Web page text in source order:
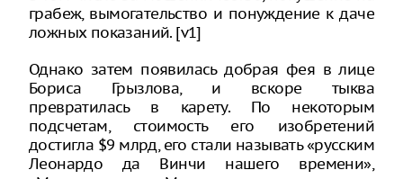
грабеж, вымогательство и понуждение к даче
ложных показаний. [v1]
Однако затем появилась добрая фея в лице
Бориса Грызлова, и вскоре тыква
превратилась в карету. По некоторым
подсчетам, стоимость его изобретений
достигла $9 млрд, его стали называть «русским
Леонардо да Винчи нашего времени»,